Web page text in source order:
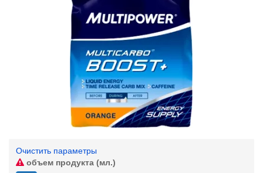
Очистить параметры
объем продукта (мл.)